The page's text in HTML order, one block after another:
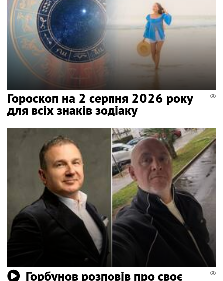
Гороскоп на 2 серпня 2026 року
для всіх знаків зодіаку
Горбунов розповів про своє